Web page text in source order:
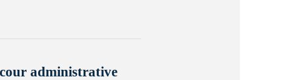
administrative